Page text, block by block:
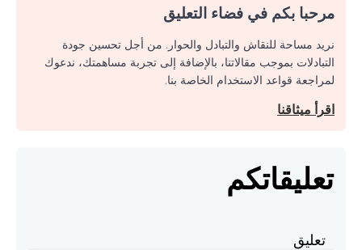
مرحبا بكم في فضاء التعليق
نريد مساحة للنقاش والتبادل والحوار. من أجل تحسين جودة
التبادلات بموجب مقالاتنا، بالإضافة إلى تجربة مساهمتك، ندعوك
لمراجعة قواعد الاستخدام الخاصة بنا.
اقرأ ميثاقنا
تعليقاتكم
تعليق